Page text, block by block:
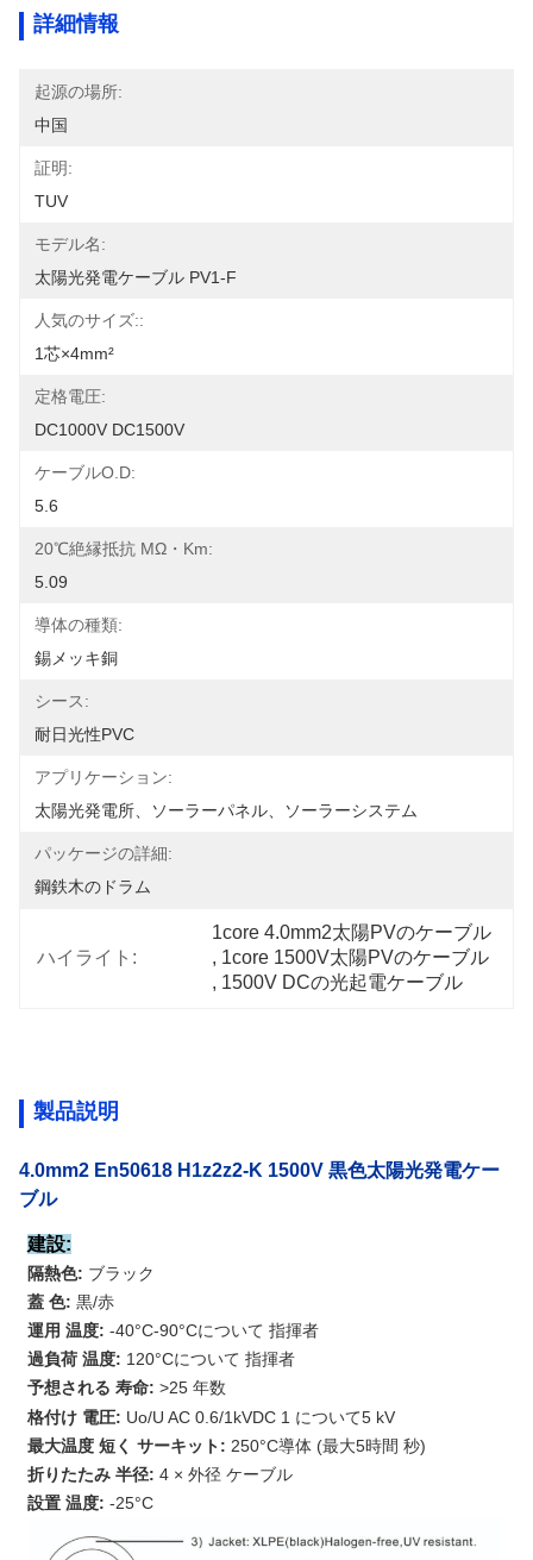
詳細情報
起源の場所:
中国
証明:
TUV
モデル名:
太陽光発電ケーブル PV1-F
人気のサイズ::
1芯×4mm²
定格電圧:
DC1000V DC1500V
ケーブルO.D:
5.6
20℃絶縁抵抗 MΩ・km:
5.09
導体の種類:
錫メッキ銅
シース:
耐日光性PVC
アプリケーション:
太陽光発電所、ソーラーパネル、ソーラーシステム
パッケージの詳細:
鋼鉄木のドラム
ハイライト:
1core 4.0mm2太陽PVのケーブル
, 1core 1500V太陽PVのケーブル
, 1500V DCの光起電ケーブル
製品説明
4.0mm2 En50618 H1z2z2-K 1500V 黒色太陽光発電ケー
ブル
建設:
隔熱色: ブラック
蓋 色: 黒/赤
運用 温度: -40°C-90°Cについて 指揮者
過負荷 温度: 120°Cについて 指揮者
予想される 寿命: >25 年数
格付け 電圧: Uo/U AC 0.6/1 kVDC 1 について5 kV
最大温度 短く サーキット: 250°C導体 (最大5時間 秒)
折りたたみ 半径: 4 × 外径 ケーブル
設置 温度: -25°C